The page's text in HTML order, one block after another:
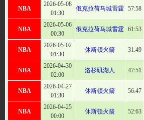
NBA
2026-05-08
01:30
俄克拉荷马城雷霆 57:58
NBA
2026-05-06
00:30
俄克拉荷马城雷霆 61:53
NBA
2026-05-02
01:30
休斯顿火箭 31:49
NBA
2026-04-30
02:00
洛杉矶湖人 47:51
NBA
2026-04-27
01:30
休斯顿火箭 56:47
NBA
2026-04-25
00:00
休斯顿火箭 52:63